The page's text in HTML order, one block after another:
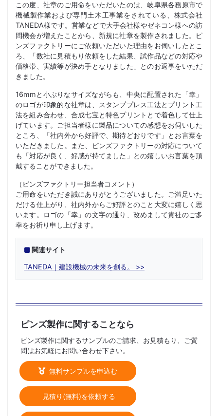
この度、社章のご用命をいただいたのは、岐阜県各務原市で
機械製作業および専門土木工事業をされている、株式会社
TANEDA様です。営業などで大手会社様やゼネコン様への訪
問機会が増えたことから、新規に社章を製作されました。ピ
ンズファクトリーにご依頼いただいた理由をお伺いしたとこ
ろ、「数社に見積もり依頼をした結果、試作品などの対応や
価格帯、実績等が決め手となりました」とのお返事をいただ
きました。
16mmと小ぶりなサイズながらも、中央に配置された「幸」
のロゴが印象的な社章は、スタンププレス工法とプリント工
法を組み合わせ、合成七宝と特色プリントとで着色して仕上
げています。ご担当者様に製品についての感想をお伺いした
ところ、「社内外から好評で、期待どおりです」とお言葉を
いただきました。また、ピンズファクトリーの対応について
も「対応が良く、好感が持てました」との嬉しいお言葉を頂
戴することができました。
（ピンズファクトリー担当者コメント）
ご用命をいただき誠にありがとうございました。ご満足いた
だける仕上がり、社内外からご好評とのこと大変に嬉しく思
います。ロゴの「幸」の文字の通り、改めまして貴社のご多
幸をお祈り申し上げます。
関連サイト
TANEDA｜建設機械の未来を創る。
ピンズ製作に関することなら
ピンズ製作に関するサンプルのご請求、お見積もり、ご質
問はお気軽にお問い合わせ下さい。
無料サンプルを申込む
見積り(無料)を依頼する